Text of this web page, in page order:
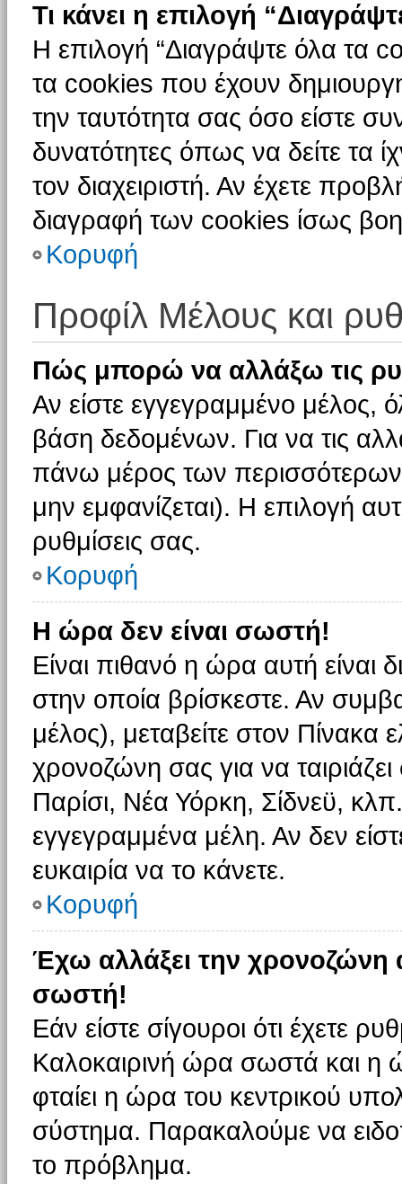
Τι κάνει η επιλογή
Η επιλογή “Διαγράψτε όλα τα
τα cookies που έχουν
την ταυτότητα σας όσο είστε
δυνατότητες όπως να δείτε τα
τον διαχειριστή. Αν έχετε
διαγραφή των cookies ίσως
Κορυφή
Προφίλ Μέλους και
Πώς μπορώ να αλλάξω τις
Αν είστε εγγεγραμμένο μέλος,
βάση δεδομένων. Για να τις
πάνω μέρος των περισσότερων
μην εμφανίζεται). Η επιλογή
ρυθμίσεις σας.
Κορυφή
Η ώρα δεν είναι σωστή!
Είναι πιθανό η ώρα αυτή είναι
στην οποία βρίσκεστε. Αν
μέλος), μεταβείτε στον Πίνακα
χρονοζώνη σας για να
Παρίσι, Νέα Υόρκη, Σίδνεϋ,
εγγεγραμμένα μέλη. Αν δεν
ευκαιρία να το κάνετε.
Κορυφή
Έχω αλλάξει την χρονοζώνη
σωστή!
Εάν είστε σίγουροι ότι έχετε
Καλοκαιρινή ώρα σωστά και η
φταίει η ώρα του κεντρικού
σύστημα. Παρακαλούμε να
το πρόβλημα.